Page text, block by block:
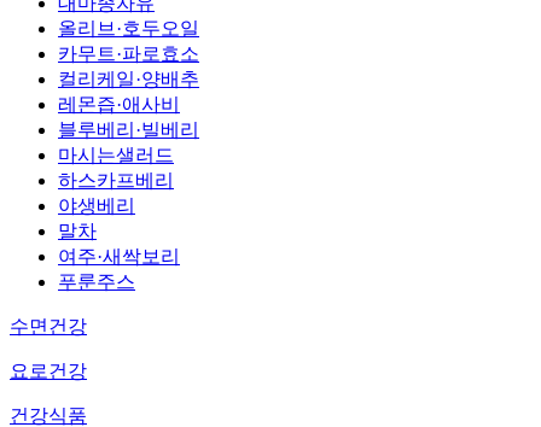
올리브·호두오일
카무트·파로효소
컬리케일·양배추
레몬즙·애사비
블루베리·빌베리
마시는샐러드
하스카프베리
야생베리
말차
여주·새싹보리
푸룬주스
수면건강
요로건강
건강식품